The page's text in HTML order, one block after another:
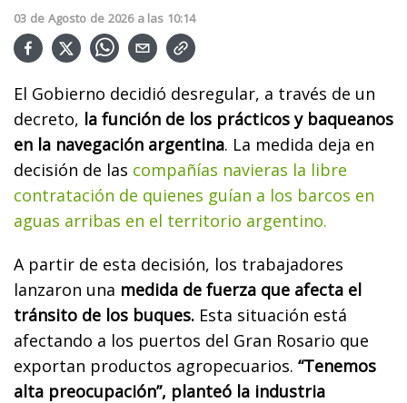
03 de Agosto de 2026 a las 10:14
El Gobierno decidió desregular, a través de un
decreto, la función de los prácticos y baqueanos
en la navegación argentina. La medida deja en
decisión de las compañías navieras la libre
contratación de quienes guían a los barcos en
aguas arribas en el territorio argentino.
A partir de esta decisión, los trabajadores
lanzaron una medida de fuerza que afecta el
tránsito de los buques. Esta situación está
afectando a los puertos del Gran Rosario que
exportan productos agropecuarios. “Tenemos
alta preocupación”, planteó la industria